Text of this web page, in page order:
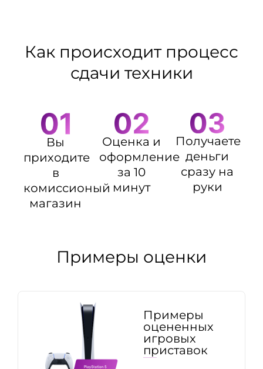
Как происходит процесс
сдачи техники
Вы
приходите
в
комиссионый
магазин
Оценка и
оформление
за 10
минут
Получаете
деньги
сразу на
руки
Примеры оценки
Примеры
оцененных
игровых
приставок